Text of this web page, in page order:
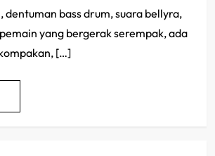
dentuman bass drum, suara bellyra,
yang bergerak serempak, ada
[…]